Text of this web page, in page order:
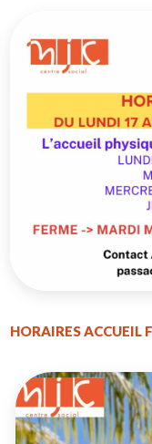
HORAIRES ACCUEIL